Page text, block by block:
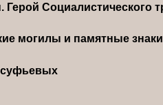
Социалистического
могилы и памятные